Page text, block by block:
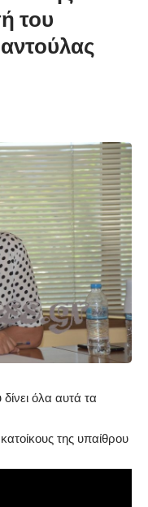
του
όλα αυτά τα
της υπαίθρου